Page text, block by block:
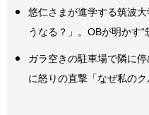
悠仁さまが進学する筑波
うなる？」。OBが明かす
ガラ空きの駐車場で隣に停
に怒りの直撃「なぜ私のク